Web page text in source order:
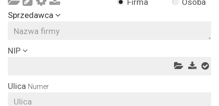
Firma
Osoba
Sprzedawca
NIP
Ulica Numer